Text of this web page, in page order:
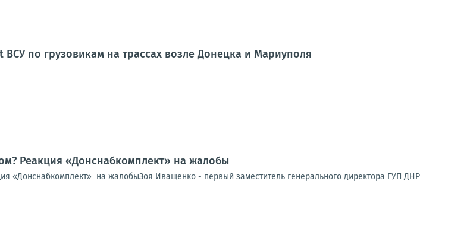
по грузовикам на трассах возле Донецка и Мариуполя
Реакция «Донснабкомплект» на жалобы
«Донснабкомплект» на жалобыЗоя Иващенко - первый заместитель генерального директора ГУП ДНР